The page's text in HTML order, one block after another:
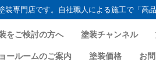
装専門店です。自社職人による施工で「高
をご検討の方へ 塗装チャンネル
ールームのご案内 塗装価格 お